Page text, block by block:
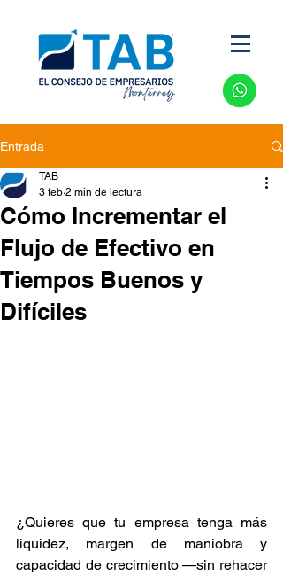
Entrada
Cómo Incrementar el
Flujo de Efectivo en
Tiempos Buenos y
Difíciles
TAB
3 feb 2 min de lectura
¿Quieres que tu empresa tenga más
liquidez, margen de maniobra y
capacidad de crecimiento —sin rehacer